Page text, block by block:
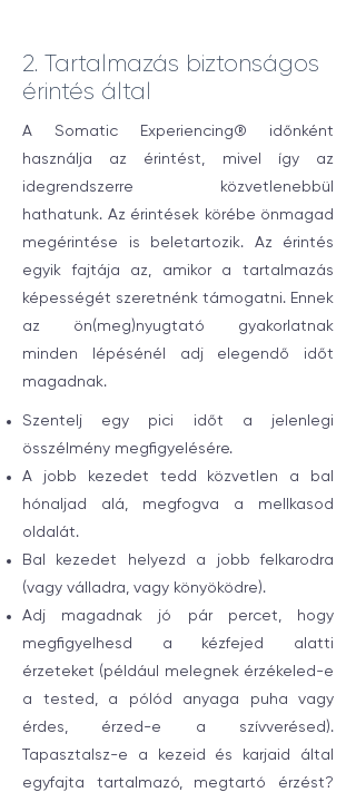
2. Tartalmazás biztonságos
érintés által
A Somatic Experiencing® időnként
használja az érintést, mivel így az
idegrendszerre közvetlenebbül
hathatunk. Az érintések körébe önmagad
megérintése is beletartozik. Az érintés
egyik fajtája az, amikor a tartalmazás
képességét szeretnénk támogatni. Ennek
az ön(meg)nyugtató gyakorlatnak
minden lépésénél adj elegendő időt
magadnak.
Szentelj egy pici időt a jelenlegi
összélmény megfigyelésére.
A jobb kezedet tedd közvetlen a bal
hónaljad alá, megfogva a mellkasod
oldalát.
Bal kezedet helyezd a jobb felkarodra
(vagy válladra, vagy könyöködre).
Adj magadnak jó pár percet, hogy
megfigyelhesd a kézfejed alatti
érzeteket (például melegnek érzékeled-e
a tested, a pólód anyaga puha vagy
érdes, érzed-e a szívverésed).
Tapasztalsz-e a kezeid és karjaid által
egyfajta tartalmazó, megtartó érzést?